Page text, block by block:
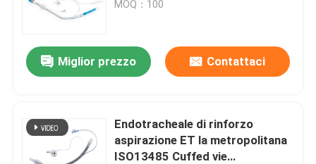
41Fr con la macchina
MOQ：100
Miglior prezzo Contattaci
Endotracheale di rinforzo
aspirazione ET la metropolitana
ISO13485 Cuffed vie